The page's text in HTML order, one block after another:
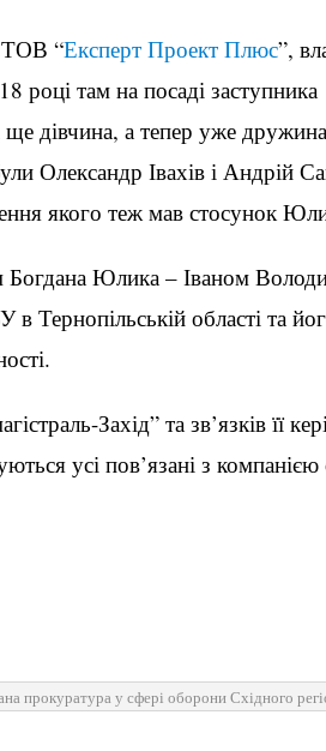
ТОВ “Експерт Проект Плюс”,
році там на посаді заступника
дівчина, а тепер уже
Олександр Івахів і Андрій
якого теж мав стосунок
Богдана Юлика – Іваном
області та
Захід” та зв’язків її
усі пов’язані з компанією
прокуратура у сфері оборони Східного